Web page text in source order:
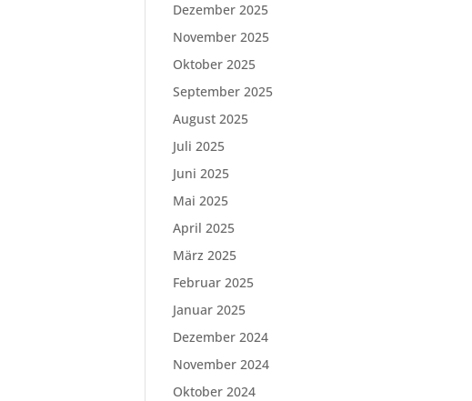
Dezember 2025
November 2025
Oktober 2025
September 2025
August 2025
Juli 2025
Juni 2025
Mai 2025
April 2025
März 2025
Februar 2025
Januar 2025
Dezember 2024
November 2024
Oktober 2024